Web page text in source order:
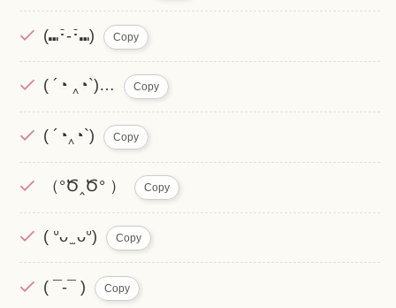
(⑉･̆-･̆⑉) Copy
( ´◔ ‸◔`)… Copy
( ´◔‸◔`) Copy
（°Ծ‸Ծ° ） Copy
( ᐡᴗ ̫ ᴗᐡ) Copy
( ¯-¯ ) Copy